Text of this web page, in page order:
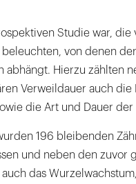
Studie war, die
beleuchten, von denen
abhängt. Hierzu zählten
Verweildauer auch die
die Art und Dauer der
196 bleibenden
und neben den zuvor
auch das